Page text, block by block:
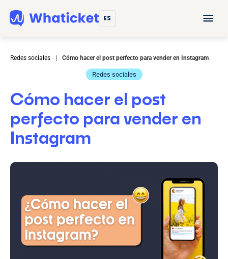
ES
Redes sociales Cómo hacer el post perfecto para vender en Instagram
Redes sociales
Cómo hacer el post
perfecto para vender en
Instagram